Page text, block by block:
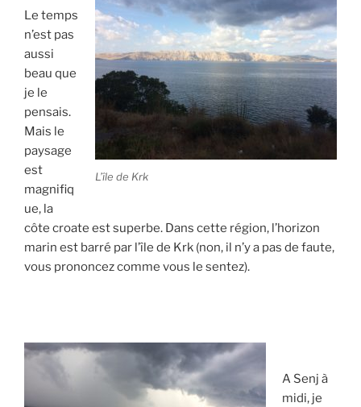
L’île de Krk
Le temps
n’est pas
aussi
beau que
je le
pensais.
Mais le
paysage
est
magnifiq
ue, la
côte croate est superbe. Dans cette région, l’horizon
marin est barré par l’île de Krk (non, il n’y a pas de faute,
vous prononcez comme vous le sentez).
A Senj à
midi, je